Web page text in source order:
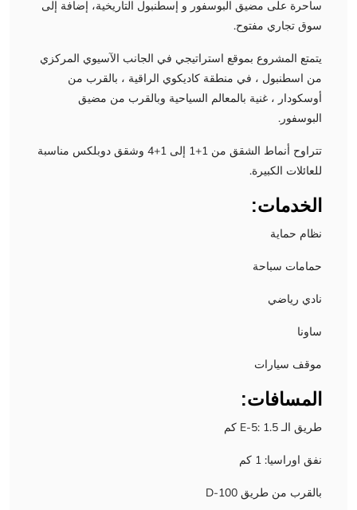
ساحرة على مضيق البوسفور و إسطنبول التاريخية، إضافة إلى
سوق تجاري مفتوح.
يتمتع المشروع بموقع استراتيجي في الجانب الآسيوي المركزي
من اسطنبول ، في منطقة كاديكوي الراقية ، بالقرب من
أوسكودار ، غنية بالمعالم السياحية وبالقرب من مضيق
البوسفور.
تتراوح أنماط الشقق من 1+1 إلى 1+4 وشقق دوبلكس مناسبة
للعائلات الكبيرة.
الخدمات:
نظام حماية
حمامات سباحة
نادي رياضي
ساونا
موقف سيارات
المسافات:
طريق الـ E-5: 1.5 كم
نفق اوراسيا: 1 كم
بالقرب من طريق D-100